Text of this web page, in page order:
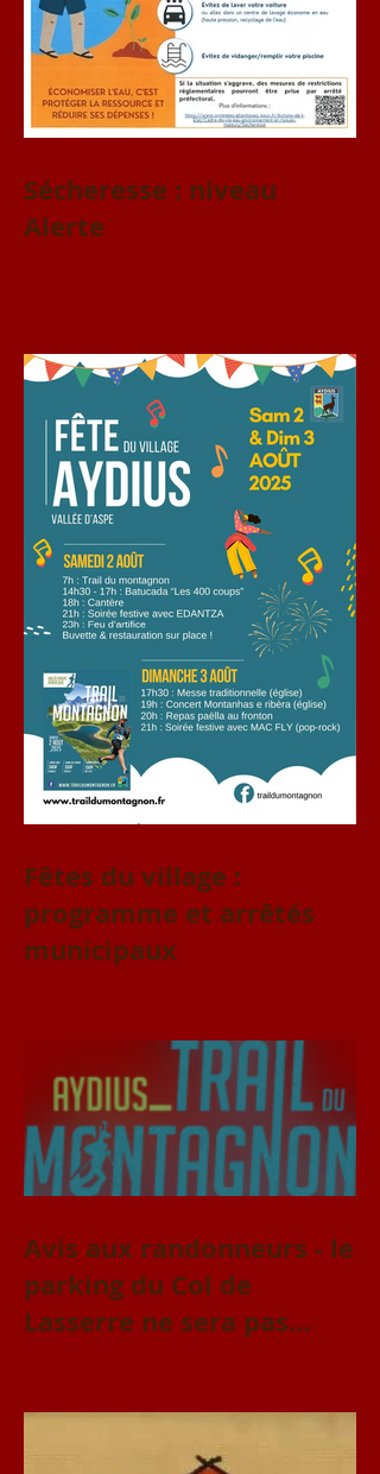
Sécheresse : niveau
Alerte
Fêtes du village :
programme et arrêtés
municipaux
Avis aux randonneurs - le
parking du Col de
Lasserre ne sera pas